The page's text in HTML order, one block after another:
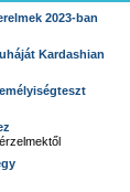
2023-ban
Kardashian